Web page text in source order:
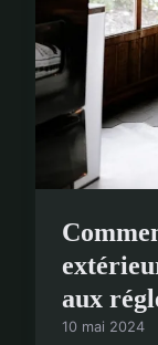
aux
10 mai 2024